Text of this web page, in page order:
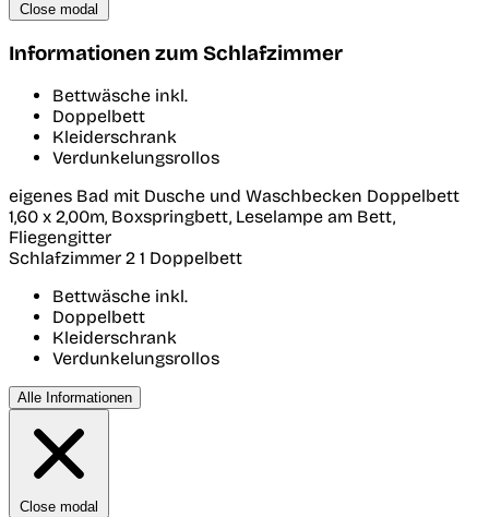
Close modal
Informationen zum Schlafzimmer
Bettwäsche inkl.
Doppelbett
Kleiderschrank
Verdunkelungsrollos
eigenes Bad mit Dusche und Waschbecken Doppelbett
1,60 x 2,00m, Boxspringbett, Leselampe am Bett,
Fliegengitter
Schlafzimmer 2 1 Doppelbett
Bettwäsche inkl.
Doppelbett
Kleiderschrank
Verdunkelungsrollos
Alle Informationen
Close modal